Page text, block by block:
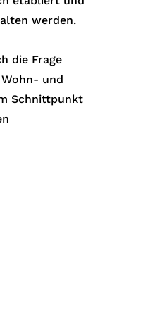
werden.
die Frage
und
Schnittpunkt